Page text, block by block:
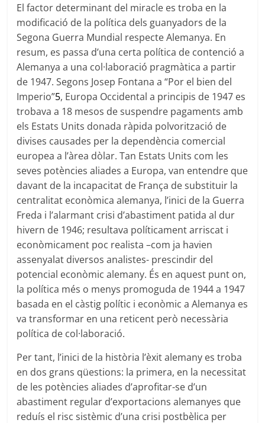
El factor determinant del miracle es troba en la
modificació de la política dels guanyadors de la
Segona Guerra Mundial respecte Alemanya. En
resum, es passa d’una certa política de contenció a
Alemanya a una col·laboració pragmàtica a partir
de 1947. Segons Josep Fontana a “Por el bien del
Imperio”5, Europa Occidental a principis de 1947 es
trobava a 18 mesos de suspendre pagaments amb
els Estats Units donada ràpida polvorització de
divises causades per la dependència comercial
europea a l’àrea dòlar. Tan Estats Units com les
seves potències aliades a Europa, van entendre que
davant de la incapacitat de França de substituir la
centralitat econòmica alemanya, l’inici de la Guerra
Freda i l’alarmant crisi d’abastiment patida al dur
hivern de 1946; resultava políticament arriscat i
econòmicament poc realista –com ja havien
assenyalat diversos analistes- prescindir del
potencial econòmic alemany. És en aquest punt on,
la política més o menys promoguda de 1944 a 1947
basada en el càstig polític i econòmic a Alemanya es
va transformar en una reticent però necessària
política de col·laboració.
Per tant, l’inici de la història l’èxit alemany es troba
en dos grans qüestions: la primera, en la necessitat
de les potències aliades d’aprofitar-se d’un
abastiment regular d’exportacions alemanyes que
reduís el risc sistèmic d’una crisi postbèlica per